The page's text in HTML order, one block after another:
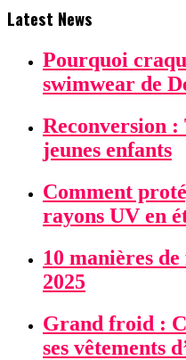
Latest News
Pourquoi
swimwear de
Reconversion
jeunes enfants
Comment
rayons UV en
10 manières
2025
Grand froid :
ses vêtements